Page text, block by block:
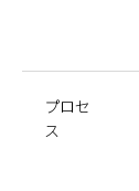
プロセ
ス